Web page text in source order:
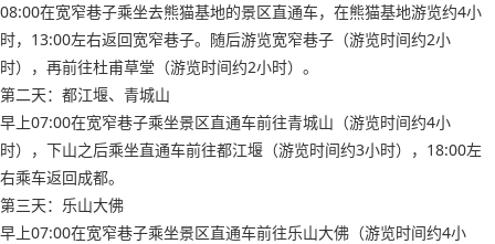
08:00在宽窄巷子乘坐去熊猫基地的景区直通车，在熊猫基地游览约4小
时，13:00左右返回宽窄巷子。随后游览宽窄巷子（游览时间约2小
时），再前往杜甫草堂（游览时间约2小时）。
第二天：都江堰、青城山
早上07:00在宽窄巷子乘坐景区直通车前往青城山（游览时间约4小
时），下山之后乘坐直通车前往都江堰（游览时间约3小时），18:00左
右乘车返回成都。
第三天：乐山大佛
早上07:00在宽窄巷子乘坐景区直通车前往乐山大佛（游览时间约4小